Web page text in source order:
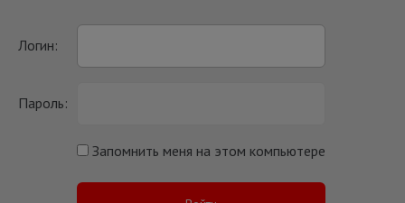
Логин:
Пароль:
Запомнить меня на этом компьютере